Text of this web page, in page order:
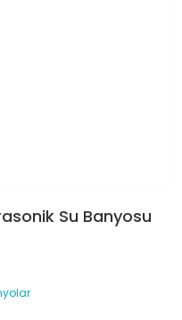
Su Banyosu